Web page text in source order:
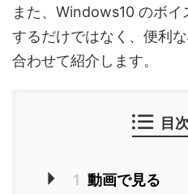
また、Windows10 のボ
するだけではなく、便利
合わせて紹介します。
目次
1 動画で見る